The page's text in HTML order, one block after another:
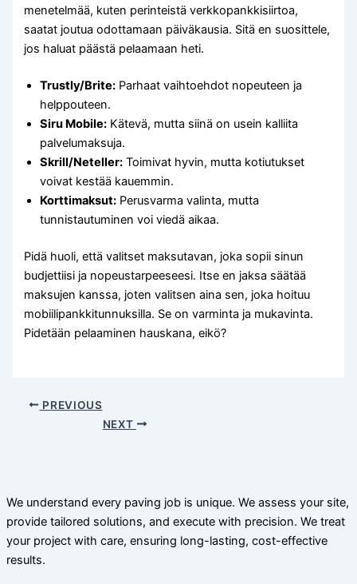
menetelmää, kuten perinteistä verkkopankkisiirtoa,
saatat joutua odottamaan päiväkausia. Sitä en suosittele,
jos haluat päästä pelaamaan heti.
Trustly/Brite: Parhaat vaihtoehdot nopeuteen ja
helppouteen.
Siru Mobile: Kätevä, mutta siinä on usein kalliita
palvelumaksuja.
Skrill/Neteller: Toimivat hyvin, mutta kotiutukset
voivat kestää kauemmin.
Korttimaksut: Perusvarma valinta, mutta
tunnistautuminen voi viedä aikaa.
Pidä huoli, että valitset maksutavan, joka sopii sinun
budjettiisi ja nopeustarpeeseesi. Itse en jaksa säätää
maksujen kanssa, joten valitsen aina sen, joka hoituu
mobiilipankkitunnuksilla. Se on varminta ja mukavinta.
Pidetään pelaaminen hauskana, eikö?
PREVIOUS
NEXT
We understand every paving job is unique. We assess your site,
provide tailored solutions, and execute with precision. We treat
your project with care, ensuring long-lasting, cost-effective
results.